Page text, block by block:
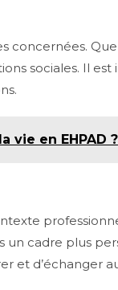
concernées.
sociales. Il
vie en EHPAD ?
un cadre plus
et d’échanger